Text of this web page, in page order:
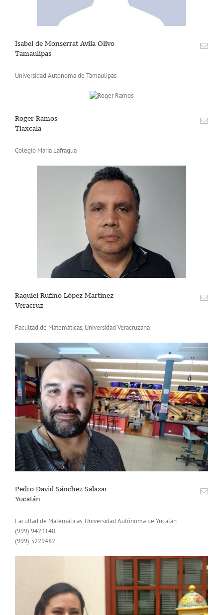
Isabel de Monserrat Avila Olivo
Tamaulipas
Universidad Autónoma de Tamaulipas
Roger Ramos
Tlaxcala
Colegio María Lafragua
Raquiel Rufino López Martínez
Veracruz
Facultad de Matemáticas, Universidad Veracruzana
Pedro David Sánchez Salazar
Yucatán
Facultad de Matemáticas, Universidad Autónoma de Yucatán
(999) 9423140
(999) 3229482